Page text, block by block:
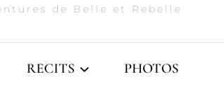
de Belle et Rebelle
RECITS PHOTOS